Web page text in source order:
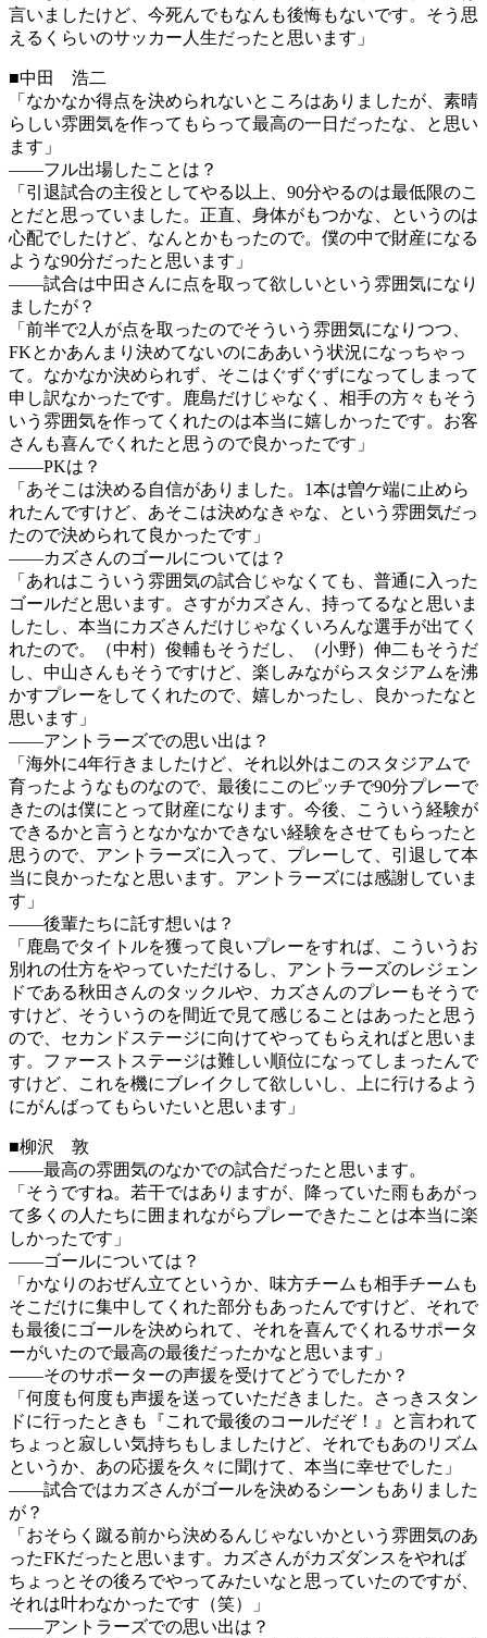
言いましたけど、今死んでもなんも後悔もないです。そう思
えるくらいのサッカー人生だったと思います」
■中田 浩二
「なかなか得点を決められないところはありましたが、素晴
らしい雰囲気を作ってもらって最高の一日だったな、と思い
ます」
――フル出場したことは？
「引退試合の主役としてやる以上、90分やるのは最低限のこ
とだと思っていました。正直、身体がもつかな、というのは
心配でしたけど、なんとかもったので。僕の中で財産になる
ような90分だったと思います」
――試合は中田さんに点を取って欲しいという雰囲気になり
ましたが？
「前半で2人が点を取ったのでそういう雰囲気になりつつ、
FKとかあんまり決めてないのにああいう状況になっちゃっ
て。なかなか決められず、そこはぐずぐずになってしまって
申し訳なかったです。鹿島だけじゃなく、相手の方々もそう
いう雰囲気を作ってくれたのは本当に嬉しかったです。お客
さんも喜んでくれたと思うので良かったです」
――PKは？
「あそこは決める自信がありました。1本は曽ケ端に止めら
れたんですけど、あそこは決めなきゃな、という雰囲気だっ
たので決められて良かったです」
――カズさんのゴールについては？
「あれはこういう雰囲気の試合じゃなくても、普通に入った
ゴールだと思います。さすがカズさん、持ってるなと思いま
したし、本当にカズさんだけじゃなくいろんな選手が出てく
れたので。（中村）俊輔もそうだし、（小野）伸二もそうだ
し、中山さんもそうですけど、楽しみながらスタジアムを沸
かすプレーをしてくれたので、嬉しかったし、良かったなと
思います」
――アントラーズでの思い出は？
「海外に4年行きましたけど、それ以外はこのスタジアムで
育ったようなものなので、最後にこのピッチで90分プレーで
きたのは僕にとって財産になります。今後、こういう経験が
できるかと言うとなかなかできない経験をさせてもらったと
思うので、アントラーズに入って、プレーして、引退して本
当に良かったなと思います。アントラーズには感謝していま
す」
――後輩たちに託す想いは？
「鹿島でタイトルを獲って良いプレーをすれば、こういうお
別れの仕方をやっていただけるし、アントラーズのレジェン
ドである秋田さんのタックルや、カズさんのプレーもそうで
すけど、そういうのを間近で見て感じることはあったと思う
ので、セカンドステージに向けてやってもらえればと思いま
す。ファーストステージは難しい順位になってしまったんで
すけど、これを機にブレイクして欲しいし、上に行けるよう
にがんばってもらいたいと思います」
■柳沢 敦
――最高の雰囲気のなかでの試合だったと思います。
「そうですね。若干ではありますが、降っていた雨もあがっ
て多くの人たちに囲まれながらプレーできたことは本当に楽
しかったです」
――ゴールについては？
「かなりのおぜん立てというか、味方チームも相手チームも
そこだけに集中してくれた部分もあったんですけど、それで
も最後にゴールを決められて、それを喜んでくれるサポータ
ーがいたので最高の最後だったかなと思います」
――そのサポーターの声援を受けてどうでしたか？
「何度も何度も声援を送っていただきました。さっきスタン
ドに行ったときも『これで最後のコールだぞ！』と言われて
ちょっと寂しい気持ちもしましたけど、それでもあのリズム
というか、あの応援を久々に聞けて、本当に幸せでした」
――試合ではカズさんがゴールを決めるシーンもありました
が？
「おそらく蹴る前から決めるんじゃないかという雰囲気のあ
ったFKだったと思います。カズさんがカズダンスをやれば
ちょっとその後ろでやってみたいなと思っていたのですが、
それは叶わなかったです（笑）」
――アントラーズでの思い出は？